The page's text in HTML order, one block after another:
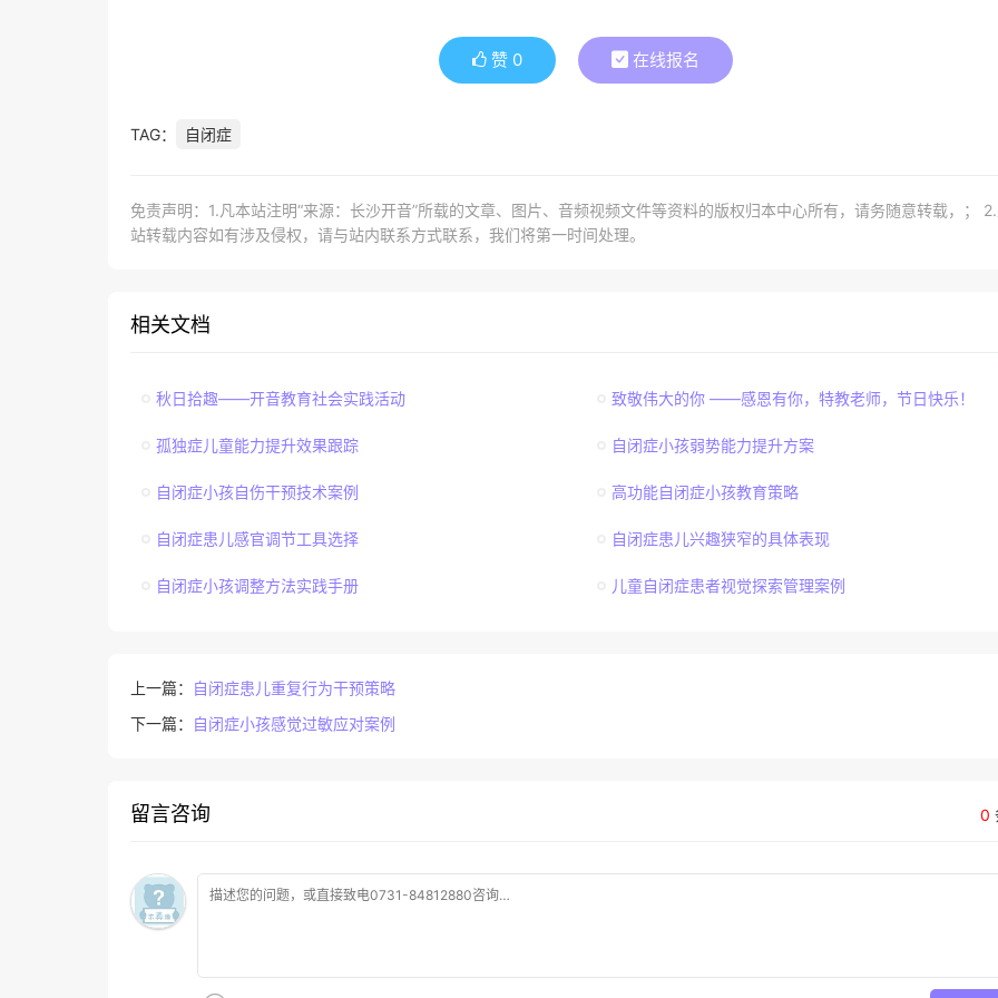
赞 0 在线报名
TAG： 自闭症
免责声明：1.凡本站注明“来源：长沙开音”所载的文章、图片、音频视频文件等资料的版权归本中心所有，请务随意转载，；
站转载内容如有涉及侵权，请与站内联系方式联系，我们将第一时间处理。
相关文档
秋日拾趣——开音教育社会实践活动 致敬伟大的你 ——感恩有你，特教老师，节日快乐！
孤独症儿童能力提升效果跟踪 自闭症小孩弱势能力提升方案
自闭症小孩自伤干预技术案例 高功能自闭症小孩教育策略
自闭症患儿感官调节工具选择 自闭症患儿兴趣狭窄的具体表现
自闭症小孩调整方法实践手册 儿童自闭症患者视觉探索管理案例
上一篇：
自闭症患儿重复行为干预策略
下一篇：
自闭症小孩感觉过敏应对案例
0
留言咨询